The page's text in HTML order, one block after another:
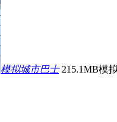
模拟城市巴士 215.1MB模拟